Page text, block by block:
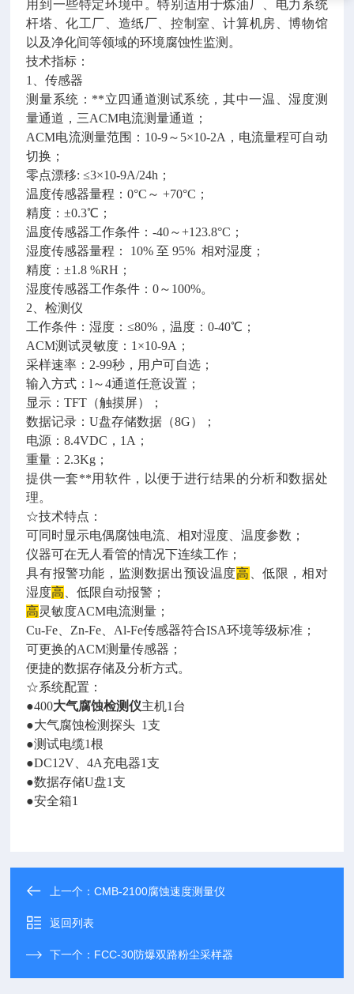
用到一些特定环境中。特别适用于炼油厂、电力系统
杆塔、化工厂、造纸厂、控制室、计算机房、博物馆
以及净化间等领域的环境腐蚀性监测。
技术指标：
1、传感器
测量系统：**立四通道测试系统，其中一温、湿度测
量通道，三ACM电流测量通道；
ACM电流测量范围：10-9～5×10-2A，电流量程可自动
切换；
零点漂移: ≤3×10-9A/24h；
温度传感器量程：0°C～ +70°C；
精度：±0.3℃；
温度传感器工作条件：-40～+123.8°C；
湿度传感器量程： 10% 至 95% 相对湿度；
精度：±1.8 %RH；
湿度传感器工作条件：0～100%。
2、检测仪
工作条件：湿度：≤80%，温度：0-40℃；
ACM测试灵敏度：1×10-9A；
采样速率：2-99秒，用户可自选；
输入方式：l～4通道任意设置；
显示：TFT（触摸屏）；
数据记录：U盘存储数据（8G）；
电源：8.4VDC，1A；
重量：2.3Kg；
提供一套**用软件，以便于进行结果的分析和数据处
理。
☆技术特点：
可同时显示电偶腐蚀电流、相对湿度、温度参数；
仪器可在无人看管的情况下连续工作；
具有报警功能，监测数据出预设温度高 、低限，相对
湿度高 、低限自动报警；
高灵敏度ACM电流测量；
Cu-Fe、Zn-Fe、Al-Fe传感器符合ISA环境等级标准；
可更换的ACM测量传感器；
便捷的数据存储及分析方式。
☆系统配置：
●400大气腐蚀检测仪主机1台
●大气腐蚀检测探头 1支
●测试电缆1根
●DC12V、4A充电器1支
●数据存储U盘1支
●安全箱1
上一个：CMB-2100腐蚀速度测量仪
返回列表
下一个： FCC-30防爆双路粉尘采样器